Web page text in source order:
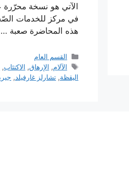
الآتي هو نسخة
في مركز للخدمات
هذه المحاضرة صعبة …
التصنيفات
القسم العام
الوسوم
الآلام, الإرهاق, الاكتئاب,
اليقظة, تشارلز غارفيلد,